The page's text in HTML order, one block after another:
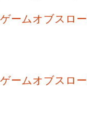
ームオブスロ
ームオブスロ